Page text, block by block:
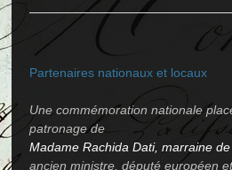
Partenaires nationaux et locaux
Une commémoration nationale
patronage de
Madame Rachida Dati, marraine de
ancien ministre, député européen